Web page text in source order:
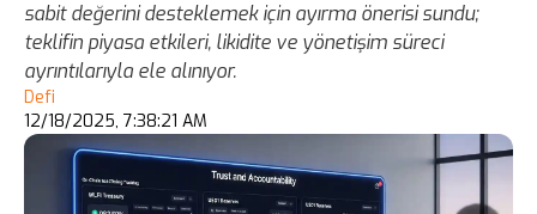
sabit değerini desteklemek için ayırma önerisi sundu;
teklifin piyasa etkileri, likidite ve yönetişim süreci
ayrıntılarıyla ele alınıyor.
Defi
12/18/2025, 7:38:21 AM